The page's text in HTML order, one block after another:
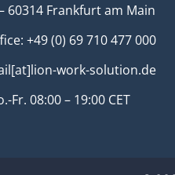
60314 Frankfurt am Main
+49 (0) 69 710 477 000
work-solution.de
Fr. 08:00 – 19:00 CET